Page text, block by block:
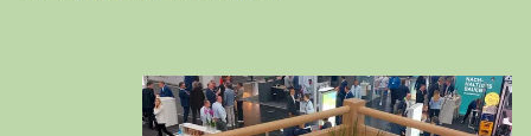
Deutschland